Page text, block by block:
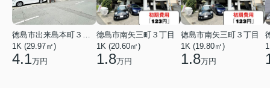
1K (29.97㎡)
4.1万円
徳島市南矢三町３丁目
1K (20.60㎡)
1.8万円
徳島市南矢三町３丁目
1K (19.80㎡)
1.8万円